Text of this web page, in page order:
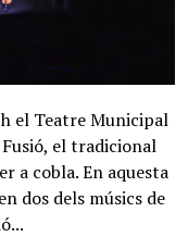
el Teatre Municipal
el tradicional
a cobla. En aquesta
dos dels músics de